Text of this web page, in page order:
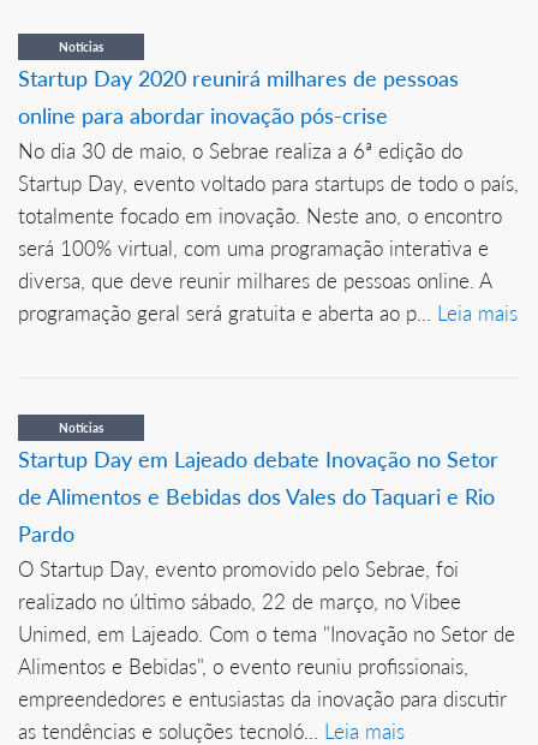
Notícias
Startup Day 2020 reunirá milhares de pessoas
online para abordar inovação pós-crise
No dia 30 de maio, o Sebrae realiza a 6ª edição do
Startup Day, evento voltado para startups de todo o país,
totalmente focado em inovação. Neste ano, o encontro
será 100% virtual, com uma programação interativa e
diversa, que deve reunir milhares de pessoas online. A
programação geral será gratuita e aberta ao p... Leia mais
Notícias
Startup Day em Lajeado debate Inovação no Setor
de Alimentos e Bebidas dos Vales do Taquari e Rio
Pardo
O Startup Day, evento promovido pelo Sebrae, foi
realizado no último sábado, 22 de março, no Vibee
Unimed, em Lajeado. Com o tema "Inovação no Setor de
Alimentos e Bebidas", o evento reuniu profissionais,
empreendedores e entusiastas da inovação para discutir
as tendências e soluções tecnoló... Leia mais